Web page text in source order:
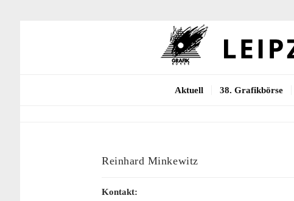
Aktuell 38. Grafikbörse
Reinhard Minkewitz
Kontakt: